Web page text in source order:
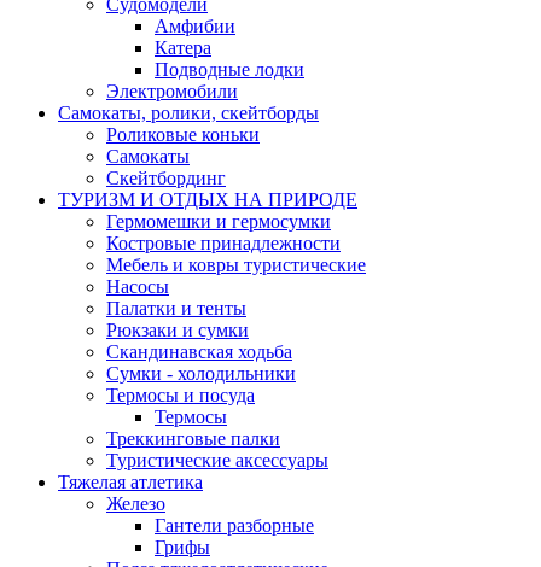
Амфибии
Катера
Подводные лодки
Электромобили
Самокаты, ролики, скейтборды
Роликовые коньки
Самокаты
Скейтбординг
ТУРИЗМ И ОТДЫХ НА ПРИРОДЕ
Гермомешки и гермосумки
Костровые принадлежности
Мебель и ковры туристические
Насосы
Палатки и тенты
Рюкзаки и сумки
Скандинавская ходьба
Сумки - холодильники
Термосы и посуда
Термосы
Треккинговые палки
Туристические аксессуары
Тяжелая атлетика
Железо
Гантели разборные
Грифы